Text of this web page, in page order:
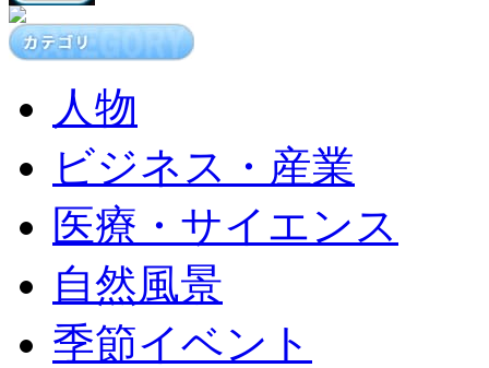
人物
ビジネス・産業
医療・サイエンス
自然風景
季節イベント